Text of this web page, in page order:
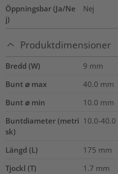
Öppningsbar (Ja/Ne
j)
Nej
Produktdimensioner
Bredd (W) 9 mm
Bunt ⌀ max
40.0 mm
Bunt ⌀ min
10.0 mm
Buntdiameter (metri
sk)
10.0-40.0
Längd (L) 175 mm
Tjockl (T)
1.7 mm